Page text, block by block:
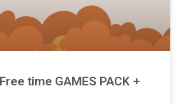
time GAMES PACK +